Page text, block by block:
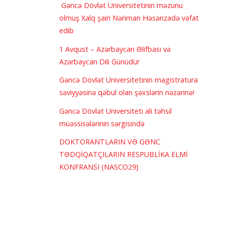
Gəncə Dövlət Universitetinin məzunu
olmuş Xalq şairi Nəriman Həsənzadə vəfat
edib
1 Avqust – Azərbaycan Əlifbası və
Azərbaycan Dili Günüdür
Gəncə Dövlət Universitetinin magistratura
səviyyəsinə qəbul olan şəxslərin nəzərinə!
Gəncə Dövlət Universiteti ali təhsil
müəssisələrinin sərgisində
DOKTORANTLARIN VƏ GƏNC
TƏDQİQATÇILARIN RESPUBLİKA ELMİ
KONFRANSI (NASCO29)